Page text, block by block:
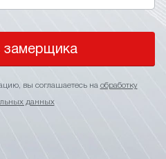
замерщика
вы соглашаетесь на обработку
данных